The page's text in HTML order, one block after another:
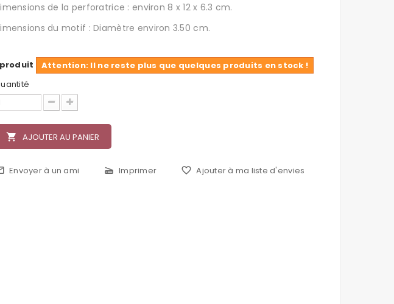
de la perforatrice : environ 8 x 12 x 6.3 cm.
du motif : Diamètre environ 3.50 cm.
produit
Attention: Il ne reste plus que quelques produits en stock !
local_grocery_store AJOUTER AU PANIER
Envoyer à un ami scanner Imprimer favorite_border Ajouter à ma liste d'envies